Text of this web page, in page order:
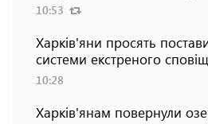
10:53
Харків'яни просять
системи екстреного
10:28
Харків'янам повернули